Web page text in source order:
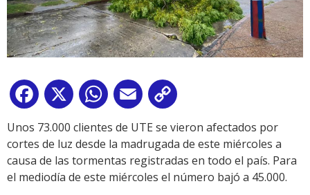
Facebook
X WhatsApp
Email
Link
Unos 73.000 clientes de UTE se vieron afectados por
cortes de luz desde la madrugada de este miércoles a
causa de las tormentas registradas en todo el país. Para
el mediodía de este miércoles el número bajó a 45.000.